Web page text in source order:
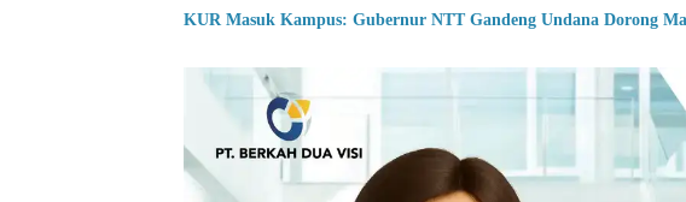
KUR Masuk Kampus: Gubernur NTT Gandeng Undana Dorong